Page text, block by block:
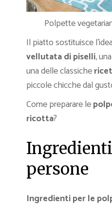
Polpette
Il piatto sostituisce
vellutata di piselli, una
una delle classiche
piccole chicche dal
Come preparare le
ricotta?
persone
Ingredienti per le